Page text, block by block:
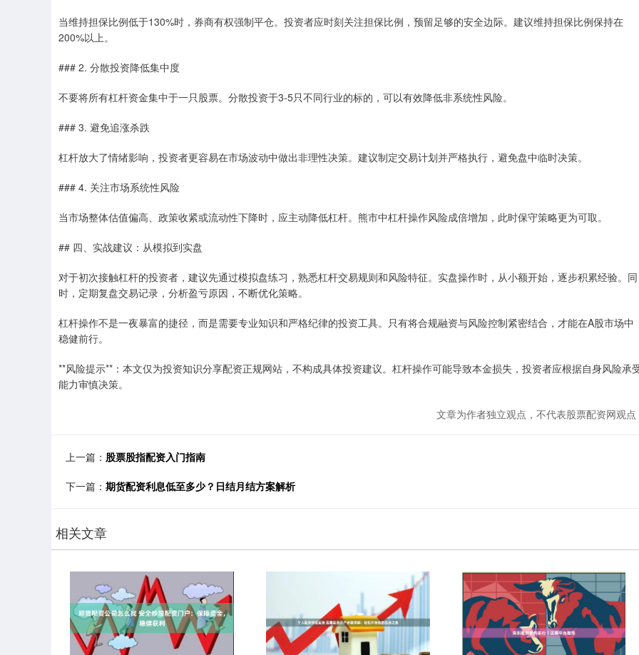
当维持担保比例低于130%时，券商有权强制平仓。投资者应时刻关注担保比例，预留足够的安全边际。建议维持担保比例保持在
200%以上。
### 2. 分散投资降低集中度
不要将所有杠杆资金集中于一只股票。分散投资于3-5只不同行业的标的，可以有效降低非系统性风险。
### 3. 避免追涨杀跌
杠杆放大了情绪影响，投资者更容易在市场波动中做出非理性决策。建议制定交易计划并严格执行，避免盘中临时决策。
### 4. 关注市场系统性风险
当市场整体估值偏高、政策收紧或流动性下降时，应主动降低杠杆。熊市中杠杆操作风险成倍增加，此时保守策略更为可取。
## 四、实战建议：从模拟到实盘
对于初次接触杠杆的投资者，建议先通过模拟盘练习，熟悉杠杆交易规则和风险特征。实盘操作时，从小额开始，逐步积累经验。同
时，定期复盘交易记录，分析盈亏原因，不断优化策略。
杠杆操作不是一夜暴富的捷径，而是需要专业知识和严格纪律的投资工具。只有将合规融资与风险控制紧密结合，才能在A股市场中
稳健前行。
**风险提示**：本文仅为投资知识分享配资正规网站，不构成具体投资建议。杠杆操作可能导致本金损失，投资者应根据自身风险承
能力审慎决策。
文章为作者独立观点，不代表股票配资网观点
上一篇： 股票股指配资入门指南
下一篇： 期货配资利息低至多少？日结月结方案解析
相关文章